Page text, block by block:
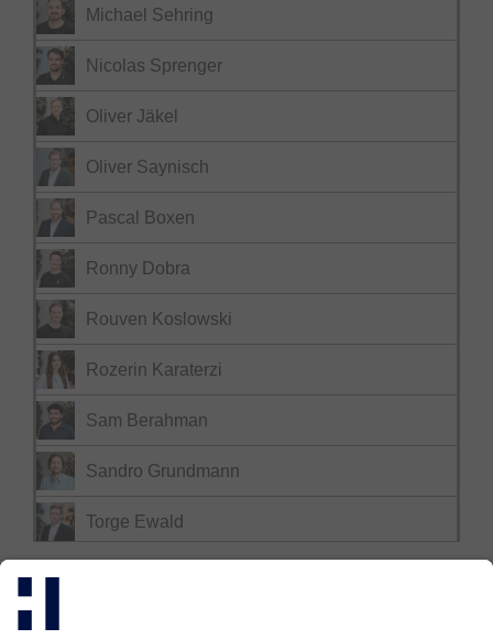
Michael Sehring
Nicolas Sprenger
Oliver Jäkel
Oliver Saynisch
Pascal Boxen
Ronny Dobra
Rouven Koslowski
Rozerin Karaterzi
Sam Berahman
Sandro Grundmann
Torge Ewald